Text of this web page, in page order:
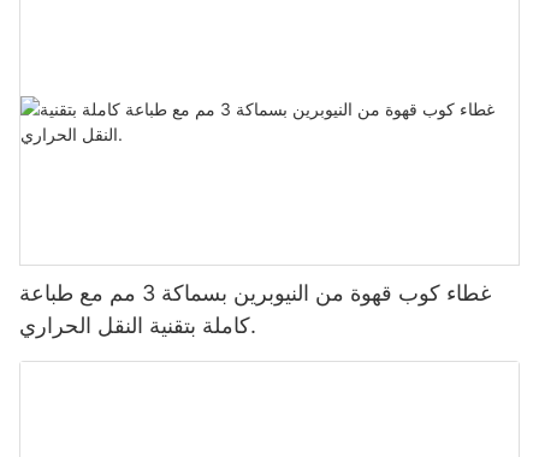
غطاء كوب قهوة من النيوبرين بسماكة 3 مم مع طباعة
كاملة بتقنية النقل الحراري.